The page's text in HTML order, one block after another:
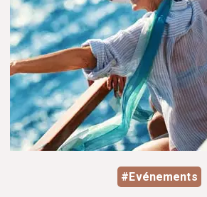
#Evénements